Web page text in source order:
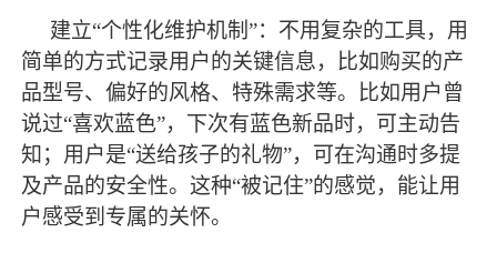
建立“个性化维护机制”：不用复杂的工具，用
简单的方式记录用户的关键信息，比如购买的产
品型号、偏好的风格、特殊需求等。比如用户曾
说过“喜欢蓝色”，下次有蓝色新品时，可主动告
知；用户是“送给孩子的礼物”，可在沟通时多提
及产品的安全性。这种“被记住”的感觉，能让用
户感受到专属的关怀。